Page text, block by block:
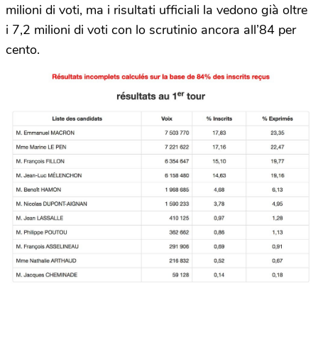
milioni di voti, ma i risultati ufficiali la vedono già oltre
i 7,2 milioni di voti con lo scrutinio ancora all’84 per
cento.